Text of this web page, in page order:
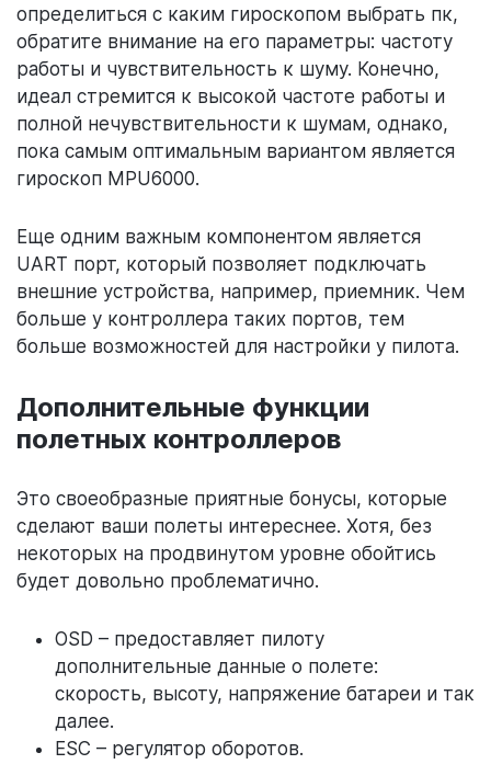
определиться с каким гироскопом выбрать пк,
обратите внимание на его параметры: частоту
работы и чувствительность к шуму. Конечно,
идеал стремится к высокой частоте работы и
полной нечувствительности к шумам, однако,
пока самым оптимальным вариантом является
гироскоп MPU6000.
Еще одним важным компонентом является
UART порт, который позволяет подключать
внешние устройства, например, приемник. Чем
больше у контроллера таких портов, тем
больше возможностей для настройки у пилота.
Дополнительные функции
полетных контроллеров
Это своеобразные приятные бонусы, которые
сделают ваши полеты интереснее. Хотя, без
некоторых на продвинутом уровне обойтись
будет довольно проблематично.
OSD – предоставляет пилоту
дополнительные данные о полете:
скорость, высоту, напряжение батареи и так
далее.
ESC – регулятор оборотов.